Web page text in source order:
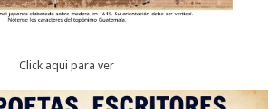
Click aqui para ver